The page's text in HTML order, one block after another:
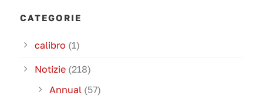
CATEGORIE
calibro (1)
Notizie (218)
Annual (57)